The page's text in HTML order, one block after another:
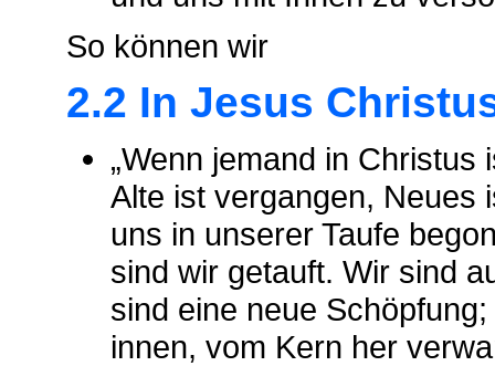
So können wir
2.2 In Jesus
„Wenn jemand in
Alte ist vergangen, Neues
uns in unserer Taufe
sind wir getauft. Wir sind
sind eine neue
innen, vom Kern her